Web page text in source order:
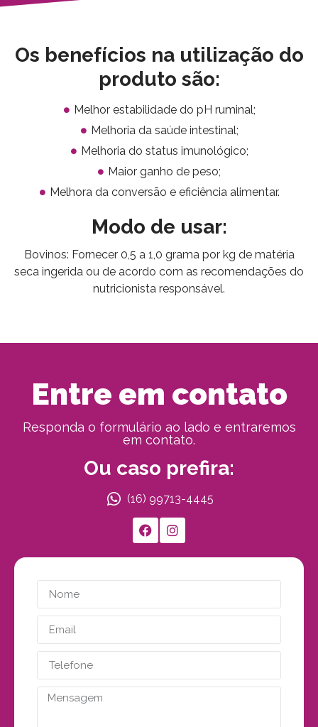
Os benefícios na utilização do
produto são:
Melhor estabilidade do pH ruminal;
Melhoria da saúde intestinal;
Melhoria do status imunológico;
Maior ganho de peso;
Melhora da conversão e eficiência alimentar.
Modo de usar:
Bovinos: Fornecer 0,5 a 1,0 grama por kg de matéria
seca ingerida ou de acordo com as recomendações do
nutricionista responsável.
Entre em contato
Responda o formulário ao lado e entraremos
em contato.
Ou caso prefira:
(16) 99713-4445